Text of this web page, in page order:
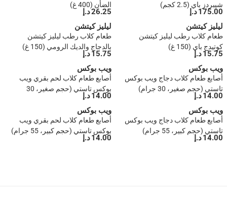
شيبردز باي (2.5 كجم)
175.00 د.إ
الضأن (400 غ)
26.25 د.إ
ليليز كيتشن
طعام كلاب رطب ليليز كيتشن
كوتيدج باي (150 غ)
15.75 د.إ
ليليز كيتشن
طعام كلاب رطب ليليز كيتشن
بالدجاج والديك الرومي (150 غ)
15.75 د.إ
ويب بوكس
أصابع طعام كلاب دجاج ويب بوكس
تاستي (حجم صغير، 30 جرام)
14.00 د.إ
ويب بوكس
أصابع طعام كلاب لحم بقري ويب
بوكس تاستي (حجم صغير، 30
جرام)
14.00 د.إ
ويب بوكس
أصابع طعام كلاب دجاج ويب بوكس
تاستي (حجم كبير، 55 جرام)
14.00 د.إ
ويب بوكس
أصابع طعام كلاب لحم بقري ويب
بوكس تاستي (حجم كبير، 55 جرام)
14.00 د.إ